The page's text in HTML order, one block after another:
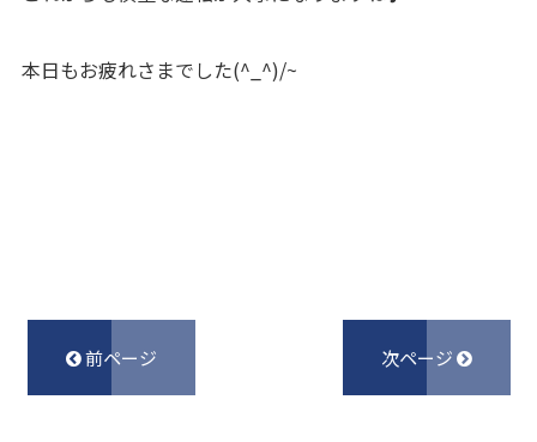
本日もお疲れさまでした(^_^)/~
前ページ 次ページ